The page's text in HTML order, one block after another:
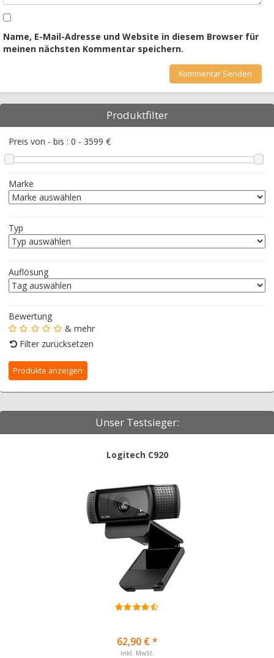
Name, E-Mail-Adresse und Website in diesem Browser für
meinen nächsten Kommentar speichern.
Produktfilter
Preis von - bis : 0 - 3599 €
Marke
Typ
Auflösung
Bewertung
& mehr
Filter zurücksetzen
Unser Testsieger:
Logitech C920
62,90 € *
inkl. MwSt.